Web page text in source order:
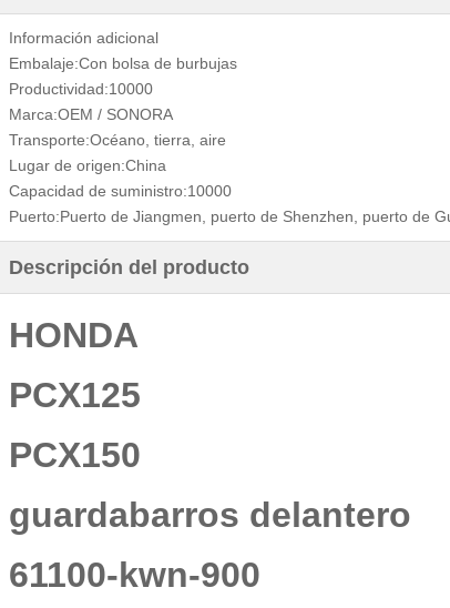
Información adicional
Embalaje:Con bolsa de burbujas
Productividad:10000
Marca:OEM / SONORA
Transporte:Océano, tierra, aire
Lugar de origen:China
Capacidad de suministro:10000
Puerto:Puerto de Jiangmen, puerto de Shenzhen, puerto de
Descripción del producto
HONDA
PCX125
PCX150
guardabarros delantero
61100-kwn-900